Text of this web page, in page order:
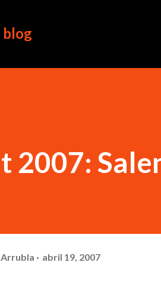
blog
2007:
abril 19, 2007